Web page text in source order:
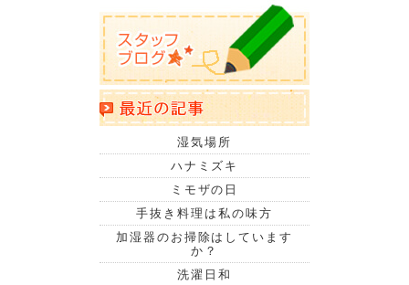
湿気場所
ハナミズキ
ミモザの日
手抜き料理は私の味方
加湿器のお掃除はしています
か？
洗濯日和